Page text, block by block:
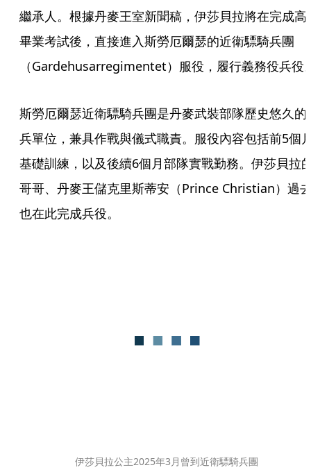
繼承人。根據丹麥王室新聞稿，伊莎貝拉將在完成高
畢業考試後，直接進入斯勞厄爾瑟的近衛驃騎兵團
（Gardehusarregimentet）服役，履行義務役兵役
斯勞厄爾瑟近衛驃騎兵團是丹麥武裝部隊歷史悠久的
兵單位，兼具作戰與儀式職責。服役內容包括前5個
基礎訓練，以及後續6個月部隊實戰勤務。伊莎貝拉
哥哥、丹麥王儲克里斯蒂安（Prince Christian）過
也在此完成兵役。
伊莎貝拉公主2025年3月曾到近衛驃騎兵團